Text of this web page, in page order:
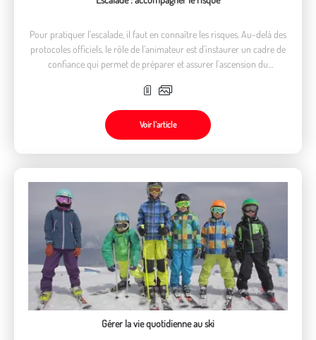
Pour pratiquer l’escalade, il faut en connaître les risques. Au-delà des
protocoles officiels, le rôle de l’animateur est d'instaurer un cadre de
confiance qui permet de préparer et assurer l'ascension du
Voir l’article
Gérer la vie quotidienne au ski